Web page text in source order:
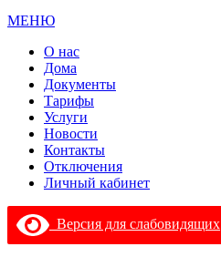
МЕНЮ
О нас
Дома
Документы
Тарифы
Услуги
Новости
Контакты
Отключения
Личный кабинет
Версия для слабовидящих